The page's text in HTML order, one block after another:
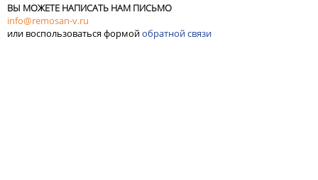
ВЫ МОЖЕТЕ НАПИСАТЬ НАМ ПИСЬМО
info@remosan-v.ru
или воспользоваться формойобратной связи